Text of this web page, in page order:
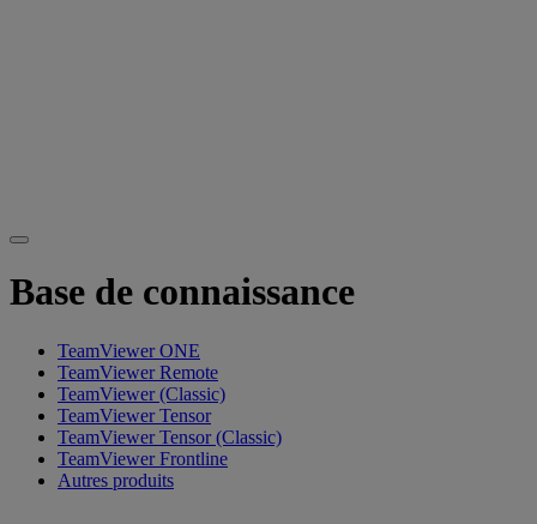
Base de connaissance
TeamViewer ONE
TeamViewer Remote
TeamViewer (Classic)
TeamViewer Tensor
TeamViewer Tensor (Classic)
TeamViewer Frontline
Autres produits